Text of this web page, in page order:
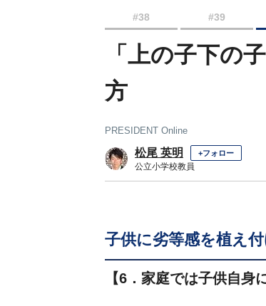
#38 #39
「上の子下の
方
PRESIDENT Online
松尾 英明 +フォロー
公立小学校教員
子供に劣等感を植え
【6．家庭では子供自身